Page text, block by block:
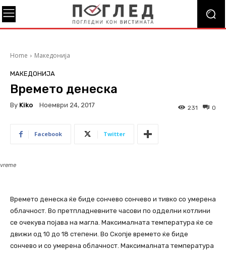
Home Македонија
МАКЕДОНИЈА
Времето денеска
By Kiko Ноември 24, 2017 0
231
Facebook Twitter
vreme
Времето денеска ќе биде сончево сончево и тивко со умерена
облачност. Во претпладневните часови по одделни котлини
се очекува појава на магла. Максималната температура ќе се
движи од 10 до 18 степени. Во Скопје времето ќе биде
сончево и со умерена облачност. Максималната температура